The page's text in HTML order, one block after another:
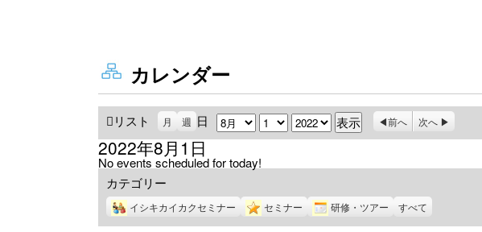
カレンダー
リスト
示
月 週 日 月 日 年 前へ 次へ
2022年8月1日
No events scheduled for today!
カテゴリー
イシキカイカクセミナー セミナー 研修・ツアー すべて